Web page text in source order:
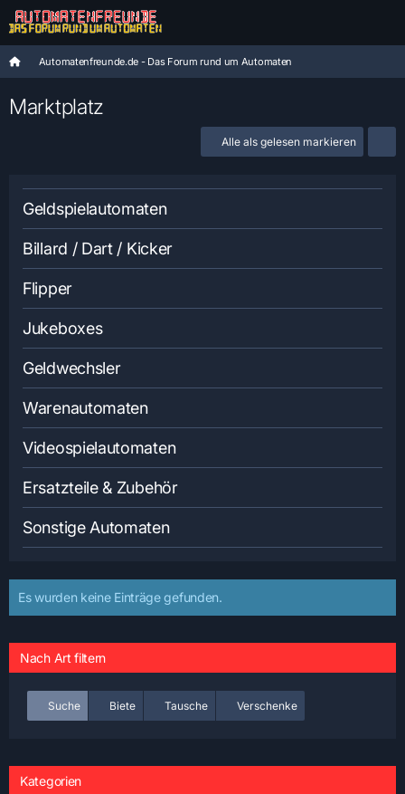
Automatenfreunde.de - Das Forum rund um Automaten
Marktplatz
Alle als gelesen markieren
Geldspielautomaten
Billard / Dart / Kicker
Flipper
Jukeboxes
Geldwechsler
Warenautomaten
Videospielautomaten
Ersatzteile & Zubehör
Sonstige Automaten
Es wurden keine Einträge gefunden.
Nach Art filtern
Suche Biete Tausche Verschenke
Kategorien